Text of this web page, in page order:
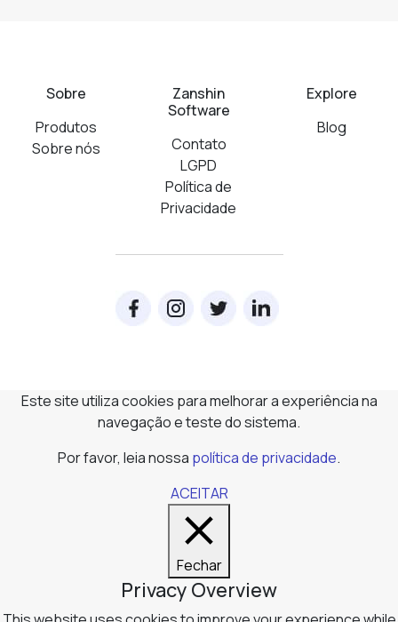
Sobre
Produtos
Sobre nós
Zanshin
Software
Contato
LGPD
Política de
Privacidade
Explore
Blog
Este site utiliza cookies para melhorar a experiência na
navegação e teste do sistema.
Por favor, leia nossa política de privacidade.
ACEITAR
Fechar
Privacy Overview